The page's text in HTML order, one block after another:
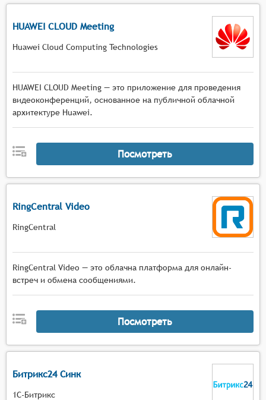
HUAWEI CLOUD Meeting
Huawei Cloud Computing Technologies
HUAWEI CLOUD Meeting — это приложение для проведения
видеоконференций, основанное на публичной облачной
архитектуре Huawei.
Посмотреть
RingCentral Video
RingCentral
RingCentral Video — это облачна платформа для онлайн-
встреч и обмена сообщениями.
Посмотреть
Битрикс24 Синк
1С-Битрикс